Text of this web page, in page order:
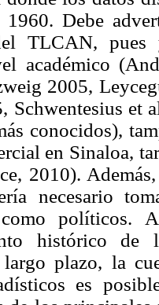
1960. Debe
TLCAN,
académico
2005,
Schwentesius et
conocidos),
en Sinaloa,
2010).
necesario
como políticos.
histórico de
largo plazo, la
es